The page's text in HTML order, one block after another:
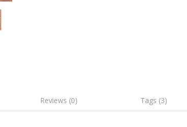
Reviews (0) Tags (3)